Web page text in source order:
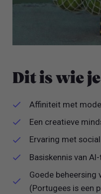
Dit is wie
Affiniteit met
Een creatieve
Ervaring met
Basiskennis van
Goede beheersing
(Portugees is een